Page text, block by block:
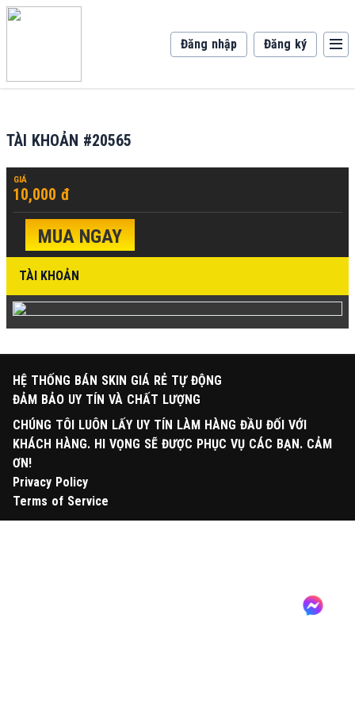
Đăng nhập Đăng ký
TÀI KHOẢN #20565
10,000 đ
GIÁ
MUA NGAY
TÀI KHOẢN
HỆ THỐNG BÁN SKIN GIÁ RẺ TỰ ĐỘNG
ĐẢM BẢO UY TÍN VÀ CHẤT LƯỢNG
CHÚNG TÔI LUÔN LẤY UY TÍN LÀM HÀNG ĐẦU ĐỐI VỚI
KHÁCH HÀNG. HI VỌNG SẼ ĐƯỢC PHỤC VỤ CÁC BẠN. CẢM
ƠN!
Privacy Policy
Terms of Service